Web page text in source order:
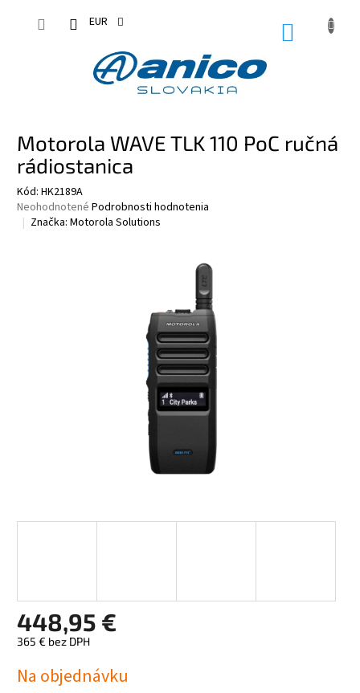
EUR
Motorola WAVE TLK 110 PoC ručná
rádiostanica
Kód: HK2189A
Priemerné
hodnotenie
Neohodnotené Podrobnosti hodnotenia
Značka: Motorola Solutions
448,95 €
365 € bez DPH
cena:
Na objednávku